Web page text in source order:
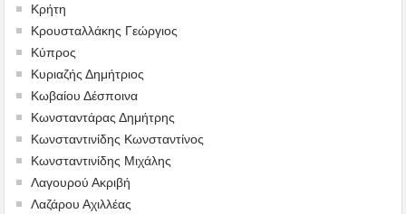
Κρήτη
Κρουσταλλάκης Γεώργιος
Κύπρος
Κυριαζής Δημήτριος
Κωβαίου Δέσποινα
Κωνσταντάρας Δημήτρης
Κωνσταντινίδης Κωνσταντίνος
Κωνσταντινίδης Μιχάλης
Λαγουρού Ακριβή
Λαζάρου Αχιλλέας